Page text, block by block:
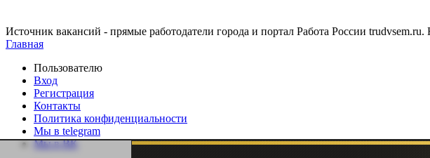
Источник вакансий - прямые работодатели города и портал Работа России
Главная
Пользователю
Вход
Регистрация
Контакты
Политика конфиденциальности
Мы в telegram
Мы в ВК